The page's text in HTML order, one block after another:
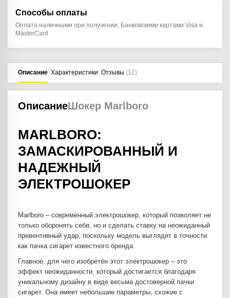
Способы оплаты
Оплата наличными при получении, Банковскими картами Visa и
MasterCard
Описание Характеристики Отзывы (12)
ОписаниеШокер Marlboro
MARLBORO:
ЗАМАСКИРОВАННЫЙ И
НАДЕЖНЫЙ
ЭЛЕКТРОШОКЕР
Marlboro – современный электрошокер, который позволяет не
только оборонять себя, но и сделать ставку на неожиданный
превентивный удар, поскольку модель выглядит в точности
как пачка сигарет известного бренда.
Главное, для чего изобретён этот электрошокер – это
эффект неожиданности, который достигается благодаря
уникальному дизайну в виде весьма достоверной пачки
сигарет. Она имеет небольшие параметры, схожие с